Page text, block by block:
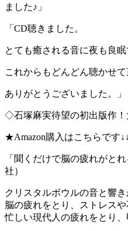
ました♪」
「CD聴きました。
とても癒される音に夜も良眠
これからもどんどん聴かせて
ありがとうございました。」
◇石塚麻実待望の初出版作！
★Amazon購入はこちらで
「聞くだけで脳の疲れがと
社）
クリスタルボウルの音と響き
脳の疲れをとり、ストレス
忙しい現代人の疲れをとり、